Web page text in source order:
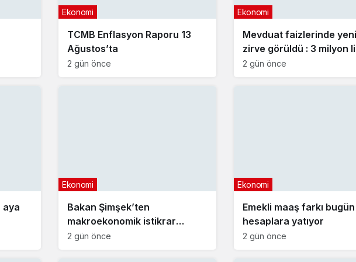
TCMB Enflasyon Raporu 13
Ağustos’ta
Ekonomi
2 gün önce
Mevduat faizlerinde
zirve görüldü : 3 milyon
aylık getirisi ne kadar
Ekonomi
2 gün önce
aya
Bakan Şimşek’ten
makroekonomik istikrar
açıklaması
Ekonomi
2 gün önce
Emekli maaş farkı bugün
hesaplara yatıyor
Ekonomi
2 gün önce